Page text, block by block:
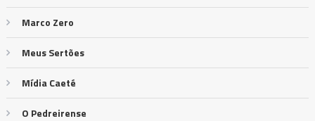
Marco Zero
Meus Sertões
Mídia Caeté
O Pedreirense